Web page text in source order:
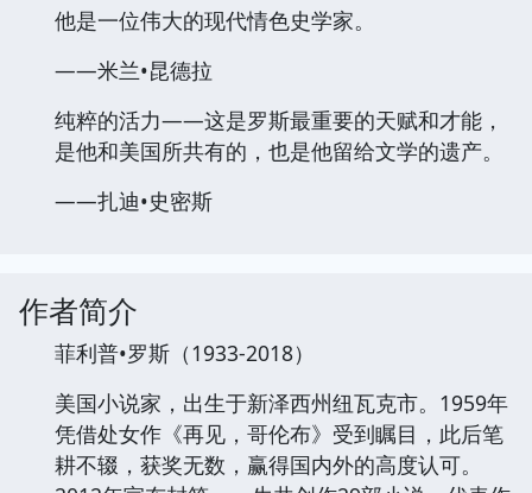
他是一位伟大的现代情色史学家。
——米兰•昆德拉
纯粹的活力——这是罗斯最重要的天赋和才能，
是他和美国所共有的，也是他留给文学的遗产。
——扎迪•史密斯
作者简介
菲利普•罗斯（1933-2018）
美国小说家，出生于新泽西州纽瓦克市。1959年
凭借处女作《再见，哥伦布》受到瞩目，此后笔
耕不辍，获奖无数，赢得国内外的高度认可。